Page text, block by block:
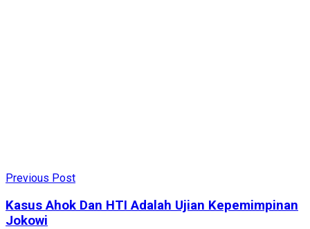
Previous Post
Kasus Ahok Dan HTI Adalah Ujian Kepemimpinan
Jokowi